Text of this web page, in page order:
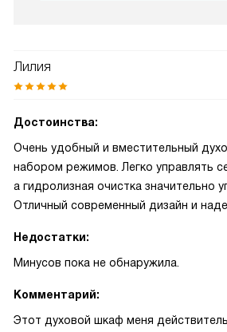
Лилия
Достоинства:
Очень удобный и вместительный
набором режимов. Легко управлять
а гидролизная очистка значительно
Отличный современный дизайн и
Недостатки:
Минусов пока не обнаружила.
Комментарий:
Этот духовой шкаф меня